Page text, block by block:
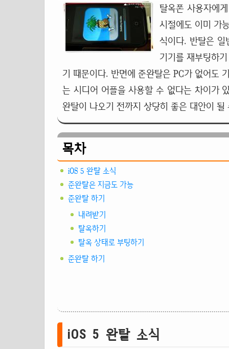
탈옥폰 사용자에
시절에도 이미 가
식이다. 반탈은 일
기기를 재부팅하
기 때문이다. 반면에 준완탈은 PC가 없어도
는 시디어 어플을 사용할 수 없다는 차이가
완탈이 나오기 전까지 상당히 좋은 대안이 될
목차
iOS 5 완탈 소식
준완탈은 지금도 가능
준완탈 하기
내려받기
탈옥하기
탈옥 상태로 부팅하기
준완탈 하기
iOS 5 완탈 소식